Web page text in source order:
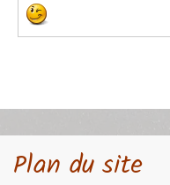
Plan du site